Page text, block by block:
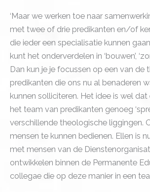
‘Maar we werken toe naar
met twee of drie predikanten en/of
die ieder een specialisatie kunnen
kunt het onderverdelen in ‘bouwen’,
Dan kun je je focussen op een van de
predikanten die ons nu al benaderen
kunnen solliciteren. Het idee is wel dat
het team van predikanten genoeg
verschillende theologische liggingen.
mensen te kunnen bedienen. Ellen is
met mensen van de
ontwikkelen binnen de Permanente
collegae die op deze manier in een